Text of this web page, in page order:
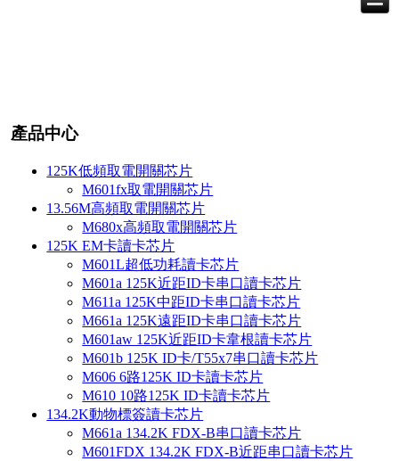
產品中心
125K低頻取電開關芯片
M601fx取電開關芯片
13.56M高頻取電開關芯片
M680x高頻取電開關芯片
125K EM卡讀卡芯片
M601L超低功耗讀卡芯片
M601a 125K近距ID卡串口讀卡芯片
M611a 125K中距ID卡串口讀卡芯片
M661a 125K遠距ID卡串口讀卡芯片
M601aw 125K近距ID卡韋根讀卡芯片
M601b 125K ID卡/T55x7串口讀卡芯片
M606 6路125K ID卡讀卡芯片
M610 10路125K ID卡讀卡芯片
134.2K動物標簽讀卡芯片
M661a 134.2K FDX-B串口讀卡芯片
M601FDX 134.2K FDX-B近距串口讀卡芯片